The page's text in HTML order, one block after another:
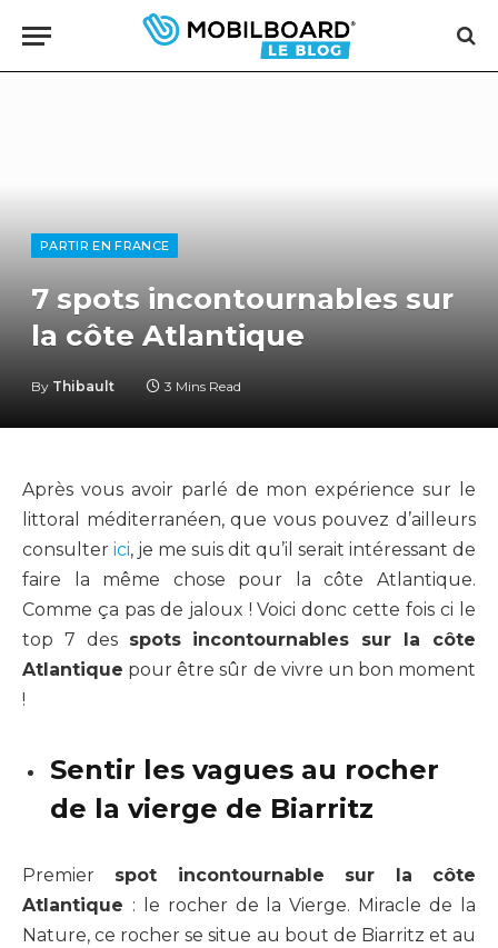
PARTIR EN FRANCE
7 spots incontournables sur
la côte Atlantique
By Thibault 3 Mins Read
Après vous avoir parlé de mon expérience sur le
littoral méditerranéen, que vous pouvez d’ailleurs
consulter ici, je me suis dit qu’il serait intéressant de
faire la même chose pour la côte Atlantique.
Comme ça pas de jaloux ! Voici donc cette fois ci le
top 7 des spots incontournables sur la côte
Atlantique pour être sûr de vivre un bon moment
!
Sentir les vagues au rocher
de la vierge de Biarritz
Premier spot incontournable sur la côte
Atlantique : le rocher de la Vierge. Miracle de la
Nature, ce rocher se situe au bout de Biarritz et au